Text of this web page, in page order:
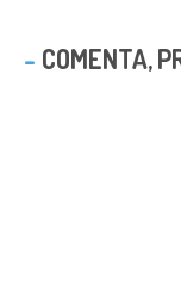
COMENTA,